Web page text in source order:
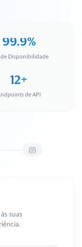
99.9%
de Disponibilidade
12+
de API
suas